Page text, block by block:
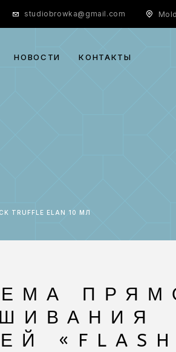
studiobrowka@gmail.com
НОВОСТИ КОНТАКТЫ
TRUFFLE ELAN 10 МЛ
«FLASH